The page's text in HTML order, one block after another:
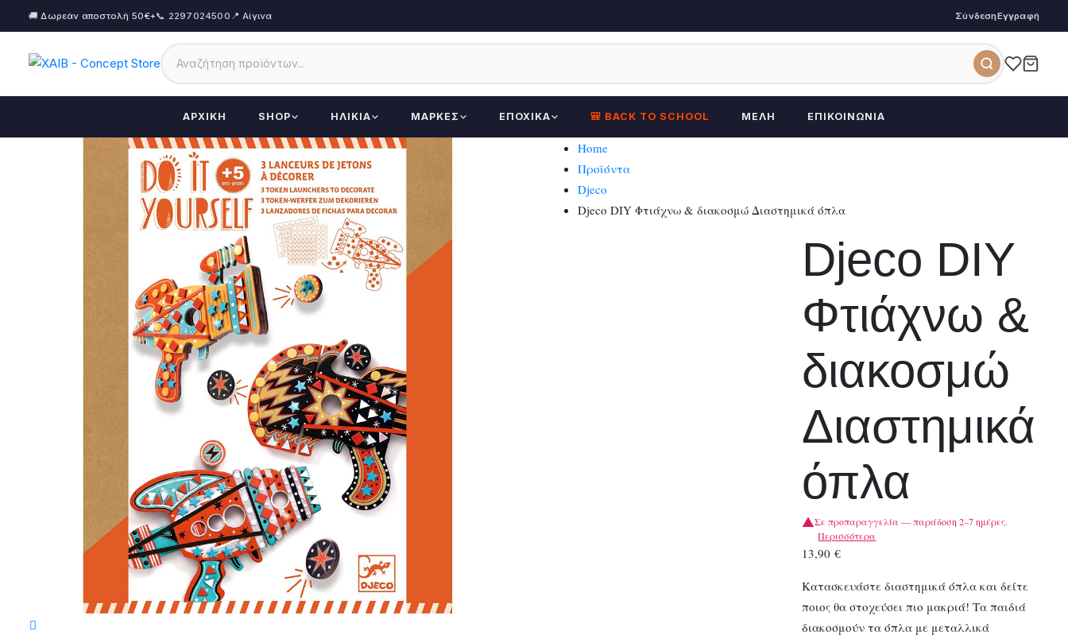
🚚 Δωρεάν αποστολή 50€+📞 2297024500 📍 Αίγινα ΣύνδεσηΕγγραφή
ΑΡΧΙΚΉ SHOP ΗΛΙΚΊΑ ΜΆΡΚΕΣ ΕΠΟΧΙΚΆ 🎒 BACK TO SCHOOL ΜΈΛΗ ΕΠΙΚΟΙΝΩΝΊΑ
Home
Προϊόντα
Djeco
Djeco DIY Φτιάχνω & διακοσμώ Διαστημικά όπλα
Djeco DIY
Φτιάχνω &
διακοσμώ
Διαστημικά
όπλα
Σε προπαραγγελία — παράδοση 2–7 ημέρες.
Περισσότερα
13,90€
Κατασκευάστε διαστημικά όπλα και δείτε
ποιος θα στοχεύσει πιο μακριά! Τα παιδιά
διακοσμούν τα όπλα με μεταλλικά